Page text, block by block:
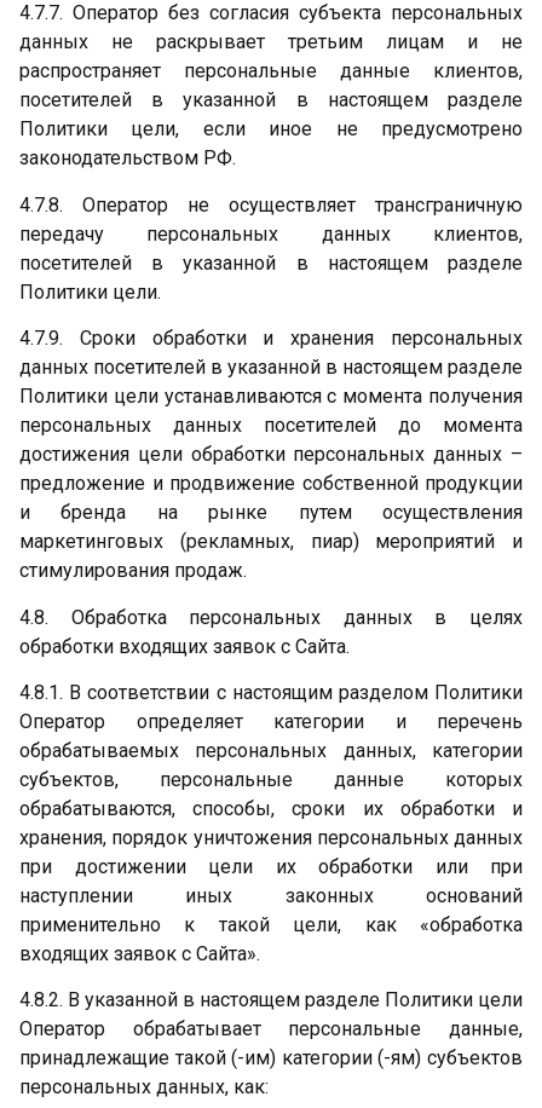
4.7.7. Оператор без согласия субъекта персональных
данных не раскрывает третьим лицам и не
распространяет персональные данные клиентов,
посетителей в указанной в настоящем разделе
Политики цели, если иное не предусмотрено
законодательством РФ.
4.7.8. Оператор не осуществляет трансграничную
передачу персональных данных клиентов,
посетителей в указанной в настоящем разделе
Политики цели.
4.7.9. Сроки обработки и хранения персональных
данных посетителей в указанной в настоящем разделе
Политики цели устанавливаются с момента получения
персональных данных посетителей до момента
достижения цели обработки персональных данных –
предложение и продвижение собственной продукции
и бренда на рынке путем осуществления
маркетинговых (рекламных, пиар) мероприятий и
стимулирования продаж.
4.8. Обработка персональных данных в целях
обработки входящих заявок с Сайта.
4.8.1. В соответствии с настоящим разделом Политики
Оператор определяет категории и перечень
обрабатываемых персональных данных, категории
субъектов, персональные данные которых
обрабатываются, способы, сроки их обработки и
хранения, порядок уничтожения персональных данных
при достижении цели их обработки или при
наступлении иных законных оснований
применительно к такой цели, как «обработка
входящих заявок с Сайта».
4.8.2. В указанной в настоящем разделе Политики цели
Оператор обрабатывает персональные данные,
принадлежащие такой (-им) категории (-ям) субъектов
персональных данных, как: